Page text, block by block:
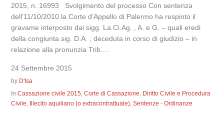
2015, n. 16993 Svolgimento del processo Con sentenza
dell’11/10/2010 la Corte d’Appello di Palermo ha respinto il
gravame interposto dai sigg. La.Ci.Ag. , A. e G. – quali eredi
della congiunta sig. D.A. , deceduta in corso di giudizio – in
relazione alla pronunzia Trib....
24 Settembre 2015
by D'Isa
InCassazione civile 2015,Corte di Cassazione, Diritto Civile e Procedura
Civile, Illecito aquiliano (o extracontrattuale),Sentenze - Ordinanze